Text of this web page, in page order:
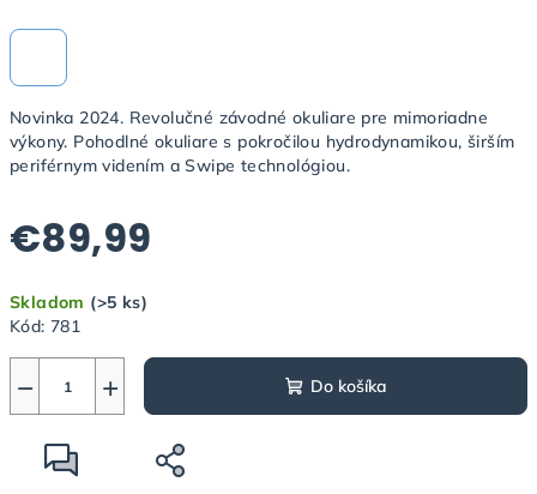
Novinka 2024. Revolučné závodné okuliare pre mimoriadne
výkony. Pohodlné okuliare s pokročilou hydrodynamikou, širším
periférnym videním a Swipe technológiou.
€89,99
cena:
Skladom (>5 ks)
Kód: 781
+
− Do košíka